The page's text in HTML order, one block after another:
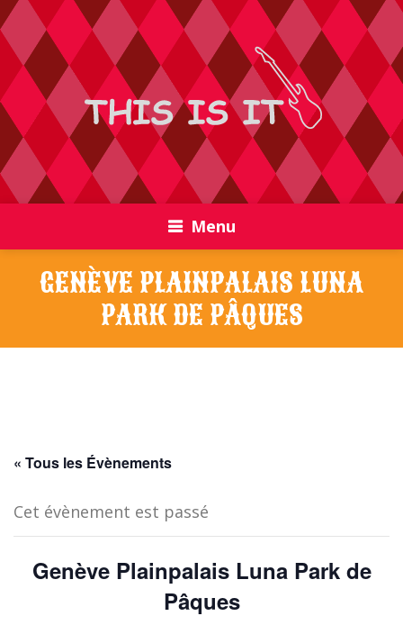
Menu
GENÈVE PLAINPALAIS LUNA
PARK DE PÂQUES
« Tous les Évènements
Cet évènement est passé
Genève Plainpalais Luna Park de
Pâques